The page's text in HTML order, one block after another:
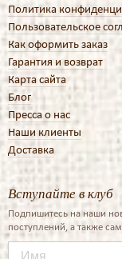
Политика
Пользовательское
Как оформить заказ
Гарантия и возврат
Карта сайта
Блог
Пресса о нас
Наши клиенты
Доставка
Вступайте в клуб
Подпишитесь на наши
поступлений, а также